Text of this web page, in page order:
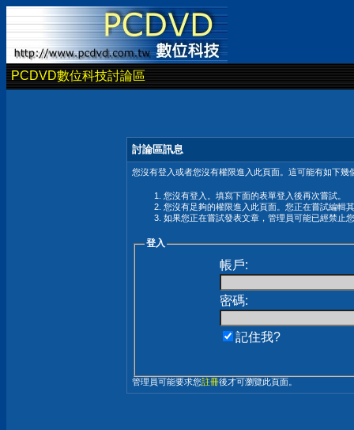
PCDVD數位科技討論區
討論區訊息
您沒有登入或者您沒有權限進入此頁面。這可能有如下幾
您沒有登入。填寫下面的表單登入後再次嘗試。
您沒有足夠的權限進入此頁面。您正在嘗試編輯
如果您正在嘗試發表文章，管理員可能已經禁止
登入
帳戶:
密碼:
記住我?
管理員可能要求您註冊後才可瀏覽此頁面。